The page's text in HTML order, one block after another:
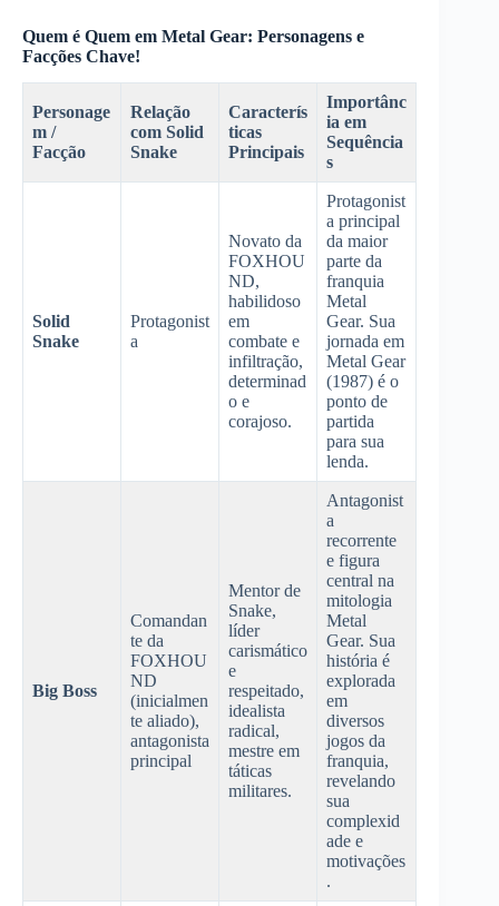
Quem é Quem em Metal Gear: Personagens e
Facções Chave!
Personage
m /
Facção
Relação
com Solid
Snake
Caracterís
ticas
Principais
Importânc
ia em
Sequência
s
Solid
Snake
Protagonist
a
Novato da
FOXHOU
ND,
habilidoso
em
combate e
infiltração,
determinad
o e
corajoso.
Protagonist
a principal
da maior
parte da
franquia
Metal
Gear. Sua
jornada em
Metal Gear
(1987) é o
ponto de
partida
para sua
lenda.
Big Boss
Comandan
te da
FOXHOU
ND
(inicialmen
te aliado),
antagonista
principal
Mentor de
Snake,
líder
carismático
e
respeitado,
idealista
radical,
mestre em
táticas
militares.
Antagonist
a
recorrente
e figura
central na
mitologia
Metal
Gear. Sua
história é
explorada
em
diversos
jogos da
franquia,
revelando
sua
complexid
ade e
motivações
.